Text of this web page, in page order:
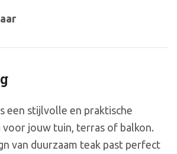
een stijlvolle en praktische
jouw tuin, terras of balkon.
van duurzaam teak past perfect